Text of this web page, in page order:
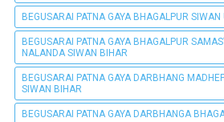
BEGUSARAI PATNA GAYA BHAGALPUR SIWAN
BEGUSARAI PATNA GAYA BHAGALPUR
NALANDA SIWAN BIHAR
BEGUSARAI PATNA GAYA DARBHANG
SIWAN BIHAR
BEGUSARAI PATNA GAYA DARBHANGA